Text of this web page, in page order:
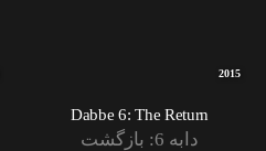
2015
Dabbe 6: The Return
دابه 6: بازگشت